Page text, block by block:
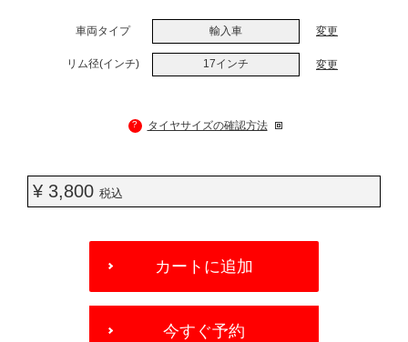
車両タイプ 輸入車 変更
リム径(インチ) 17インチ 変更
? タイヤサイズの確認方法
¥ 3,800 税込
OPTIONS
カートに追加
今すぐ予約